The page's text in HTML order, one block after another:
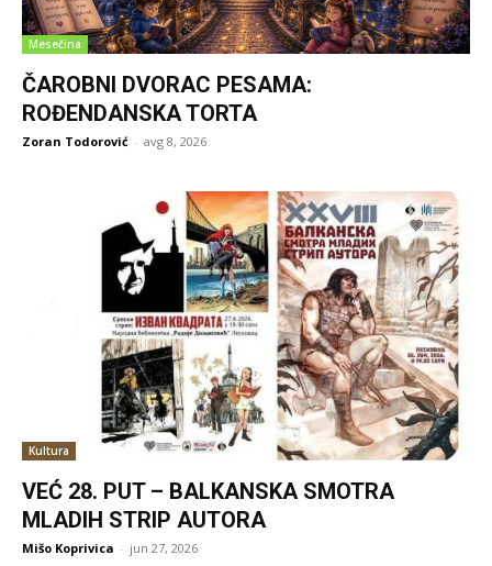
Mesečina
ČAROBNI DVORAC PESAMA:
ROĐENDANSKA TORTA
Zoran Todorović - avg 8, 2026
Kultura
VEĆ 28. PUT – BALKANSKA SMOTRA
MLADIH STRIP AUTORA
Mišo Koprivica - jun 27, 2026